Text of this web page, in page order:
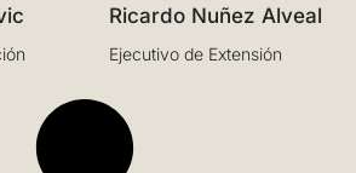
Ricardo Nuñez Alveal
Ejecutivo de Extensión